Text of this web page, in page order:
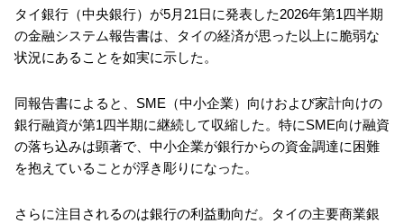
タイ銀行（中央銀行）が5月21日に発表した2026年第1四半期
の金融システム報告書は、タイの経済が思った以上に脆弱な
状況にあることを如実に示した。
同報告書によると、SME（中小企業）向けおよび家計向けの
銀行融資が第1四半期に継続して収縮した。特にSME向け融資
の落ち込みは顕著で、中小企業が銀行からの資金調達に困難
を抱えていることが浮き彫りになった。
さらに注目されるのは銀行の利益動向だ。タイの主要商業銀